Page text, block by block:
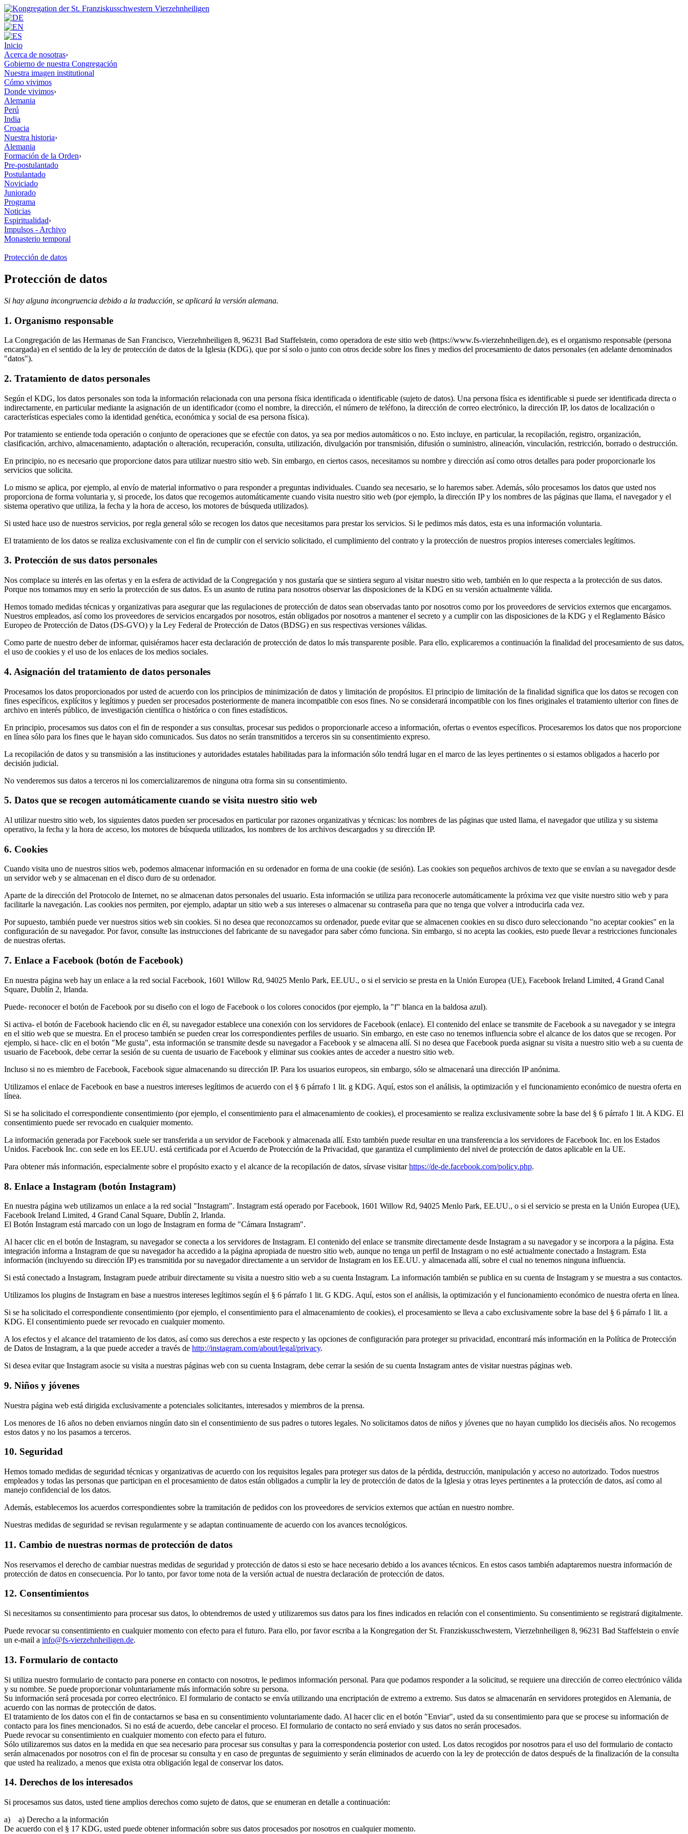
Inicio
Acerca de nosotras›
Gobierno de nuestra Congregación
Nuestra imagen institutional
Cómo vivimos
Donde vivimos›
Alemania
Perú
India
Croacia
Nuestra historia›
Alemania
Formación de la Orden›
Pre-postulantado
Postulantado
Noviciado
Juniorado
Programa
Noticias
Espiritualidad›
Impulsos - Archivo
Monasterio temporal
Protección de datos
Protección de datos
Si hay alguna incongruencia debido a la traducción, se aplicará la versión alemana.
1. Organismo responsable
La Congregación de las Hermanas de San Francisco, Vierzehnheiligen 8, 96231 Bad Staffelstein, como operadora de este sitio web (https://www.fs-vierzehnheiligen.de), es el organismo responsable (persona
encargada) en el sentido de la ley de protección de datos de la Iglesia (KDG), que por sí solo o junto con otros decide sobre los fines y medios del procesamiento de datos personales (en adelante denominados
"datos").
2. Tratamiento de datos personales
Según el KDG, los datos personales son toda la información relacionada con una persona física identificada o identificable (sujeto de datos). Una persona física es identificable si puede ser identificada directa o
indirectamente, en particular mediante la asignación de un identificador (como el nombre, la dirección, el número de teléfono, la dirección de correo electrónico, la dirección IP, los datos de localización o
características especiales como la identidad genética, económica y social de esa persona física).
Por tratamiento se entiende toda operación o conjunto de operaciones que se efectúe con datos, ya sea por medios automáticos o no. Esto incluye, en particular, la recopilación, registro, organización,
clasificación, archivo, almacenamiento, adaptación o alteración, recuperación, consulta, utilización, divulgación por transmisión, difusión o suministro, alineación, vinculación, restricción, borrado o destrucción.
En principio, no es necesario que proporcione datos para utilizar nuestro sitio web. Sin embargo, en ciertos casos, necesitamos su nombre y dirección así como otros detalles para poder proporcionarle los
servicios que solicita.
Lo mismo se aplica, por ejemplo, al envío de material informativo o para responder a preguntas individuales. Cuando sea necesario, se lo haremos saber. Además, sólo procesamos los datos que usted nos
proporciona de forma voluntaria y, si procede, los datos que recogemos automáticamente cuando visita nuestro sitio web (por ejemplo, la dirección IP y los nombres de las páginas que llama, el navegador y el
sistema operativo que utiliza, la fecha y la hora de acceso, los motores de búsqueda utilizados).
Si usted hace uso de nuestros servicios, por regla general sólo se recogen los datos que necesitamos para prestar los servicios. Si le pedimos más datos, esta es una información voluntaria.
El tratamiento de los datos se realiza exclusivamente con el fin de cumplir con el servicio solicitado, el cumplimiento del contrato y la protección de nuestros propios intereses comerciales legítimos.
3. Protección de sus datos personales
Nos complace su interés en las ofertas y en la esfera de actividad de la Congregación y nos gustaría que se sintiera seguro al visitar nuestro sitio web, también en lo que respecta a la protección de sus datos.
Porque nos tomamos muy en serio la protección de sus datos. Es un asunto de rutina para nosotros observar las disposiciones de la KDG en su versión actualmente válida.
Hemos tomado medidas técnicas y organizativas para asegurar que las regulaciones de protección de datos sean observadas tanto por nosotros como por los proveedores de servicios externos que encargamos.
Nuestros empleados, así como los proveedores de servicios encargados por nosotros, están obligados por nosotros a mantener el secreto y a cumplir con las disposiciones de la KDG y el Reglamento Básico
Europeo de Protección de Datos (DS-GVO) y la Ley Federal de Protección de Datos (BDSG) en sus respectivas versiones válidas.
Como parte de nuestro deber de informar, quisiéramos hacer esta declaración de protección de datos lo más transparente posible. Para ello, explicaremos a continuación la finalidad del procesamiento de sus datos,
el uso de cookies y el uso de los enlaces de los medios sociales.
4. Asignación del tratamiento de datos personales
Procesamos los datos proporcionados por usted de acuerdo con los principios de minimización de datos y limitación de propósitos. El principio de limitación de la finalidad significa que los datos se recogen con
fines específicos, explícitos y legítimos y pueden ser procesados posteriormente de manera incompatible con esos fines. No se considerará incompatible con los fines originales el tratamiento ulterior con fines de
archivo en interés público, de investigación científica o histórica o con fines estadísticos.
En principio, procesamos sus datos con el fin de responder a sus consultas, procesar sus pedidos o proporcionarle acceso a información, ofertas o eventos específicos. Procesaremos los datos que nos proporcione
en línea sólo para los fines que le hayan sido comunicados. Sus datos no serán transmitidos a terceros sin su consentimiento expreso.
La recopilación de datos y su transmisión a las instituciones y autoridades estatales habilitadas para la información sólo tendrá lugar en el marco de las leyes pertinentes o si estamos obligados a hacerlo por
decisión judicial.
No venderemos sus datos a terceros ni los comercializaremos de ninguna otra forma sin su consentimiento.
5. Datos que se recogen automáticamente cuando se visita nuestro sitio web
Al utilizar nuestro sitio web, los siguientes datos pueden ser procesados en particular por razones organizativas y técnicas: los nombres de las páginas que usted llama, el navegador que utiliza y su sistema
operativo, la fecha y la hora de acceso, los motores de búsqueda utilizados, los nombres de los archivos descargados y su dirección IP.
6. Cookies
Cuando visita uno de nuestros sitios web, podemos almacenar información en su ordenador en forma de una cookie (de sesión). Las cookies son pequeños archivos de texto que se envían a su navegador desde
un servidor web y se almacenan en el disco duro de su ordenador.
Aparte de la dirección del Protocolo de Internet, no se almacenan datos personales del usuario. Esta información se utiliza para reconocerle automáticamente la próxima vez que visite nuestro sitio web y para
facilitarle la navegación. Las cookies nos permiten, por ejemplo, adaptar un sitio web a sus intereses o almacenar su contraseña para que no tenga que volver a introducirla cada vez.
Por supuesto, también puede ver nuestros sitios web sin cookies. Si no desea que reconozcamos su ordenador, puede evitar que se almacenen cookies en su disco duro seleccionando "no aceptar cookies" en la
configuración de su navegador. Por favor, consulte las instrucciones del fabricante de su navegador para saber cómo funciona. Sin embargo, si no acepta las cookies, esto puede llevar a restricciones funcionales
de nuestras ofertas.
7. Enlace a Facebook (botón de Facebook)
En nuestra página web hay un enlace a la red social Facebook, 1601 Willow Rd, 94025 Menlo Park, EE.UU., o si el servicio se presta en la Unión Europea (UE), Facebook Ireland Limited, 4 Grand Canal
Square, Dublín 2, Irlanda.
Puede- reconocer el botón de Facebook por su diseño con el logo de Facebook o los colores conocidos (por ejemplo, la "f" blanca en la baldosa azul).
Si activa- el botón de Facebook haciendo clic en él, su navegador establece una conexión con los servidores de Facebook (enlace). El contenido del enlace se transmite de Facebook a su navegador y se integra
en el sitio web que se muestra. En el proceso también se pueden crear los correspondientes perfiles de usuario. Sin embargo, en este caso no tenemos influencia sobre el alcance de los datos que se recogen. Por
ejemplo, si hace- clic en el botón "Me gusta", esta información se transmite desde su navegador a Facebook y se almacena allí. Si no desea que Facebook pueda asignar su visita a nuestro sitio web a su cuenta de
usuario de Facebook, debe cerrar la sesión de su cuenta de usuario de Facebook y eliminar sus cookies antes de acceder a nuestro sitio web.
Incluso si no es miembro de Facebook, Facebook sigue almacenando su dirección IP. Para los usuarios europeos, sin embargo, sólo se almacenará una dirección IP anónima.
Utilizamos el enlace de Facebook en base a nuestros intereses legítimos de acuerdo con el § 6 párrafo 1 lit. g KDG. Aquí, estos son el análisis, la optimización y el funcionamiento económico de nuestra oferta en
línea.
Si se ha solicitado el correspondiente consentimiento (por ejemplo, el consentimiento para el almacenamiento de cookies), el procesamiento se realiza exclusivamente sobre la base del § 6 párrafo 1 lit. A KDG. El
consentimiento puede ser revocado en cualquier momento.
La información generada por Facebook suele ser transferida a un servidor de Facebook y almacenada allí. Esto también puede resultar en una transferencia a los servidores de Facebook Inc. en los Estados
Unidos. Facebook Inc. con sede en los EE.UU. está certificada por el Acuerdo de Protección de la Privacidad, que garantiza el cumplimiento del nivel de protección de datos aplicable en la UE.
Para obtener más información, especialmente sobre el propósito exacto y el alcance de la recopilación de datos, sírvase visitarhttps://de-de.facebook.com/policy.php.
8. Enlace a Instagram (botón Instagram)
En nuestra página web utilizamos un enlace a la red social "Instagram". Instagram está operado por Facebook, 1601 Willow Rd, 94025 Menlo Park, EE.UU., o si el servicio se presta en la Unión Europea (UE),
Facebook Ireland Limited, 4 Grand Canal Square, Dublín 2, Irlanda.
El Botón Instagram está marcado con un logo de Instagram en forma de "Cámara Instagram".
Al hacer clic en el botón de Instagram, su navegador se conecta a los servidores de Instagram. El contenido del enlace se transmite directamente desde Instagram a su navegador y se incorpora a la página. Esta
integración informa a Instagram de que su navegador ha accedido a la página apropiada de nuestro sitio web, aunque no tenga un perfil de Instagram o no esté actualmente conectado a Instagram. Esta
información (incluyendo su dirección IP) es transmitida por su navegador directamente a un servidor de Instagram en los EE.UU. y almacenada allí, sobre el cual no tenemos ninguna influencia.
Si está conectado a Instagram, Instagram puede atribuir directamente su visita a nuestro sitio web a su cuenta Instagram. La información también se publica en su cuenta de Instagram y se muestra a sus contactos.
Utilizamos los plugins de Instagram en base a nuestros intereses legítimos según el § 6 párrafo 1 lit. G KDG. Aquí, estos son el análisis, la optimización y el funcionamiento económico de nuestra oferta en línea.
Si se ha solicitado el correspondiente consentimiento (por ejemplo, el consentimiento para el almacenamiento de cookies), el procesamiento se lleva a cabo exclusivamente sobre la base del § 6 párrafo 1 lit. a
KDG. El consentimiento puede ser revocado en cualquier momento.
A los efectos y el alcance del tratamiento de los datos, así como sus derechos a este respecto y las opciones de configuración para proteger su privacidad, encontrará más información en la Política de Protección
de Datos de Instagram, a la que puede acceder a través de http://instagram.com/about/legal/privacy.
Si desea evitar que Instagram asocie su visita a nuestras páginas web con su cuenta Instagram, debe cerrar la sesión de su cuenta Instagram antes de visitar nuestras páginas web.
9. Niños y jóvenes
Nuestra página web está dirigida exclusivamente a potenciales solicitantes, interesados y miembros de la prensa.
Los menores de 16 años no deben enviarnos ningún dato sin el consentimiento de sus padres o tutores legales. No solicitamos datos de niños y jóvenes que no hayan cumplido los dieciséis años. No recogemos
estos datos y no los pasamos a terceros.
10. Seguridad
Hemos tomado medidas de seguridad técnicas y organizativas de acuerdo con los requisitos legales para proteger sus datos de la pérdida, destrucción, manipulación y acceso no autorizado. Todos nuestros
empleados y todas las personas que participan en el procesamiento de datos están obligados a cumplir la ley de protección de datos de la Iglesia y otras leyes pertinentes a la protección de datos, así como al
manejo confidencial de los datos.
Además, establecemos los acuerdos correspondientes sobre la tramitación de pedidos con los proveedores de servicios externos que actúan en nuestro nombre.
Nuestras medidas de seguridad se revisan regularmente y se adaptan continuamente de acuerdo con los avances tecnológicos.
11. Cambio de nuestras normas de protección de datos
Nos reservamos el derecho de cambiar nuestras medidas de seguridad y protección de datos si esto se hace necesario debido a los avances técnicos. En estos casos también adaptaremos nuestra información de
protección de datos en consecuencia. Por lo tanto, por favor tome nota de la versión actual de nuestra declaración de protección de datos.
12. Consentimientos
Si necesitamos su consentimiento para procesar sus datos, lo obtendremos de usted y utilizaremos sus datos para los fines indicados en relación con el consentimiento. Su consentimiento se registrará digitalmente.
Puede revocar su consentimiento en cualquier momento con efecto para el futuro. Para ello, por favor escriba a la Kongregation der St. Franziskusschwestern, Vierzehnheiligen 8, 96231 Bad Staffelstein o envíe
un e-mail a info@fs-vierzehnheiligen.de.
13. Formulario de contacto
Si utiliza nuestro formulario de contacto para ponerse en contacto con nosotros, le pedimos información personal. Para que podamos responder a la solicitud, se requiere una dirección de correo electrónico válida
y su nombre. Se puede proporcionar voluntariamente más información sobre su persona.
Su información será procesada por correo electrónico. El formulario de contacto se envía utilizando una encriptación de extremo a extremo. Sus datos se almacenarán en servidores protegidos en Alemania, de
acuerdo con las normas de protección de datos.
El tratamiento de los datos con el fin de contactarnos se basa en su consentimiento voluntariamente dado. Al hacer clic en el botón "Enviar", usted da su consentimiento para que se procese su información de
contacto para los fines mencionados. Si no está de acuerdo, debe cancelar el proceso. El formulario de contacto no será enviado y sus datos no serán procesados.
Puede revocar su consentimiento en cualquier momento con efecto para el futuro.
Sólo utilizaremos sus datos en la medida en que sea necesario para procesar sus consultas y para la correspondencia posterior con usted. Los datos recogidos por nosotros para el uso del formulario de contacto
serán almacenados por nosotros con el fin de procesar su consulta y en caso de preguntas de seguimiento y serán eliminados de acuerdo con la ley de protección de datos después de la finalización de la consulta
que usted ha realizado, a menos que exista otra obligación legal de conservar los datos.
14. Derechos de los interesados
Si procesamos sus datos, usted tiene amplios derechos como sujeto de datos, que se enumeran en detalle a continuación:
a) a) Derecho a la información
De acuerdo con el § 17 KDG, usted puede obtener información sobre sus datos procesados por nosotros en cualquier momento.